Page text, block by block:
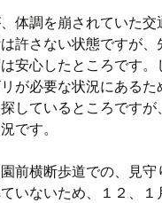
体調を崩されていた交
許さない状態ですが、
安心したところです。
が必要な状況にあるた
しているところですが
です。
前横断歩道での、見守
いないため、１２、１